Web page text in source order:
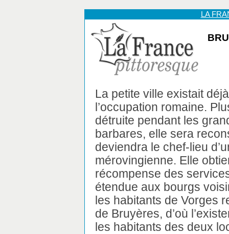
LA
La petite ville existait
l’occupation romaine.
détruite pendant les
barbares, elle sera
deviendra le chef-lieu
mérovingienne. Elle
récompense des
étendue aux bourgs
les habitants de Vorges
de Bruyères, d’où
les habitants des deux